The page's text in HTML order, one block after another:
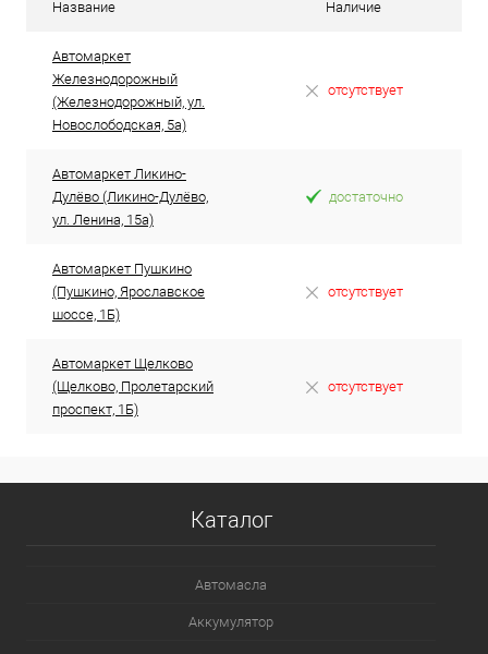
Название Наличие
Автомаркет
Железнодорожный
(Железнодорожный, ул.
Новослободская, 5а)
отсутствует
Автомаркет Ликино-
Дулёво (Ликино-Дулёво,
ул. Ленина, 15а)
достаточно
Автомаркет Пушкино
(Пушкино, Ярославское
шоссе, 1Б)
отсутствует
Автомаркет Щелково
(Щелково, Пролетарский
проспект, 1Б)
отсутствует
Каталог
Автомасла
Аккумулятор